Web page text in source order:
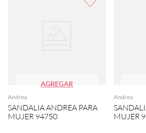
AGREGAR
Andrea
SANDALIA ANDREA PARA
MUJER 94750
Andrea
MUJER